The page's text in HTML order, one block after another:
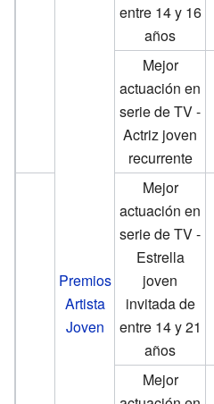
Premios
Artista
Joven
entre 14 y 16
años
Mejor
actuación en
serie de TV -
Actriz joven
recurrente
Mejor
actuación en
serie de TV -
Estrella
joven
invitada de
entre 14 y 21
años
Mejor